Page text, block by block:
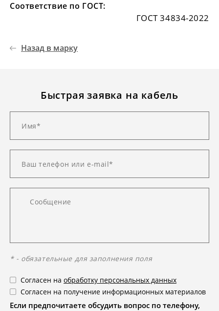
Соответствие по ГОСТ:
ГОСТ 34834-2022
Назад в марку
Быстрая заявка на кабель
* - обязательные для заполнения поля
Согласен на обработку персональных данных
Согласен на получение информационных материалов
Если предпочитаете обсудить вопрос по телефону,